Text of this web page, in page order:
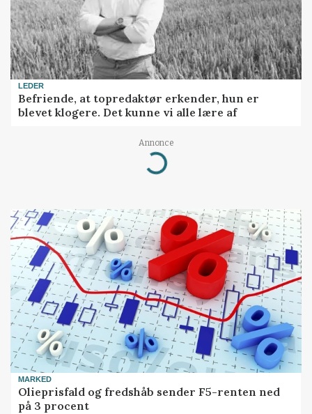
LEDER
Befriende, at topredaktør erkender, hun er
blevet klogere. Det kunne vi alle lære af
Annonce
Loading...
MARKED
Olieprisfald og fredshåb sender F5-renten ned
på 3 procent